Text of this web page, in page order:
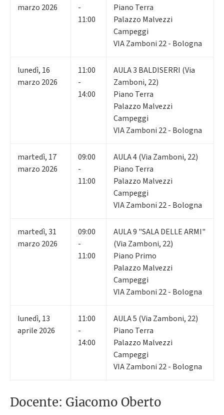
marzo 2026
-
11:00
Piano Terra
Palazzo Malvezzi
Campeggi
VIA Zamboni 22 - Bologna
lunedì, 16
marzo 2026
11:00
-
14:00
AULA 3 BALDISERRI (Via
Zamboni, 22)
Piano Terra
Palazzo Malvezzi
Campeggi
VIA Zamboni 22 - Bologna
martedì, 17
marzo 2026
09:00
-
11:00
AULA 4 (Via Zamboni, 22)
Piano Terra
Palazzo Malvezzi
Campeggi
VIA Zamboni 22 - Bologna
martedì,31
marzo 2026
09:00
-
11:00
AULA 9 "SALA DELLE ARMI"
(Via Zamboni, 22)
Piano Primo
Palazzo Malvezzi
Campeggi
VIA Zamboni 22 - Bologna
lunedì, 13
aprile 2026
11:00
-
14:00
AULA 5 (Via Zamboni, 22)
Piano Terra
Palazzo Malvezzi
Campeggi
VIA Zamboni 22 - Bologna
Docente: Giacomo Oberto